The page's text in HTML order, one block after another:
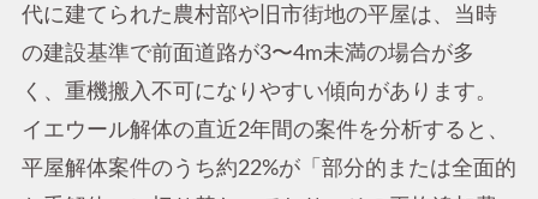
代に建てられた農村部や旧市街地の平屋は、当時
の建設基準で前面道路が3〜4m未満の場合が多
く、重機搬入不可になりやすい傾向があります。
イエウール解体の直近2年間の案件を分析すると、
平屋解体案件のうち約22%が「部分的または全面的